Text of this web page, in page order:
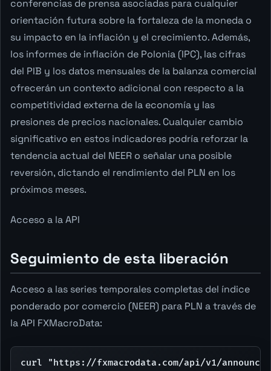
conferencias de prensa asociadas para cualquier
orientación futura sobre la fortaleza de la moneda o
su impacto en la inflación y el crecimiento. Además,
los informes de inflación de Polonia (IPC), las cifras
del PIB y los datos mensuales de la balanza comercial
ofrecerán un contexto adicional con respecto a la
competitividad externa de la economía y las
presiones de precios nacionales. Cualquier cambio
significativo en estos indicadores podría reforzar la
tendencia actual del NEER o señalar una posible
reversión, dictando el rendimiento del PLN en los
próximos meses.
Acceso a la API
Seguimiento de esta liberación
Acceso a las series temporales completas del índice
ponderado por comercio (NEER) para PLN a través de
la API FXMacroData:
curl "https://fxmacrodata.com/api/v1/